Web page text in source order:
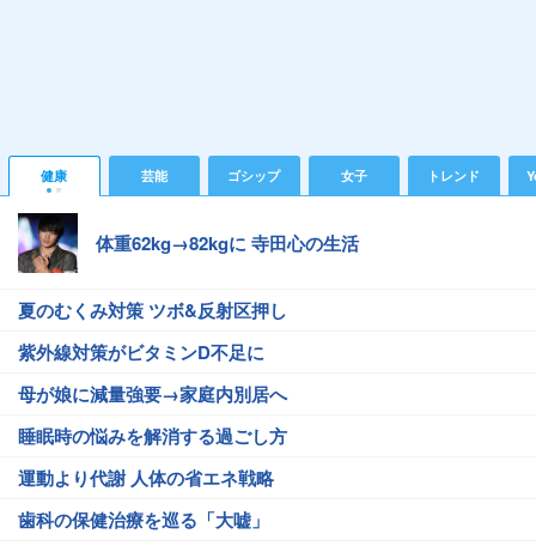
健康 芸能 ゴシップ 女子 トレンド
体重62kg→82kgに 寺田心の生活
夏のむくみ対策 ツボ&反射区押し
紫外線対策がビタミンD不足に
母が娘に減量強要→家庭内別居へ
睡眠時の悩みを解消する過ごし方
運動より代謝 人体の省エネ戦略
歯科の保健治療を巡る「大嘘」